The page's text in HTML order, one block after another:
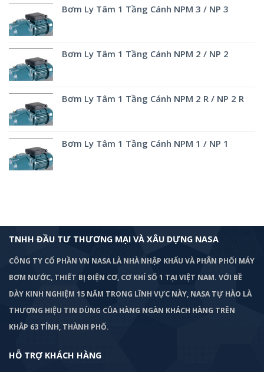
Bơm Ly Tâm 1 Tầng Cánh NPM 3 / NP 3
Bơm Ly Tâm 1 Tầng Cánh NPM 2 / NP 2
Bơm Ly Tâm 1 Tầng Cánh NPM 2 R / NP 2 R
Bơm Ly Tâm 1 Tầng Cánh NPM 1 / NP 1
TNHH ĐẦU TƯ THƯƠNG MẠI VÀ XÂU DỰNG NASA
CÔNG TY CỔ PHẦN VN NASA LÀ NHÀ NHẬP KHẨU VÀ PHÂN PHỐI MÁY
BƠM NƯỚC, THIẾT BỊ ĐIỆN CƠ, CƠ KHÍ SỐ 1 TẠI VIỆT NAM. VỚI BỀ
DÀY KINH NGHIỆM 15 NĂM TRONG LĨNH VỰC NÀY, NASA TỰ HÀO LÀ
THƯƠNG HIỆU TIN DÙNG CỦA HÀNG NGÀN KHÁCH HÀNG TRÊN
KHẮP 63 TỈNH, THÀNH PHỐ.
HỖ TRỢ KHÁCH HÀNG